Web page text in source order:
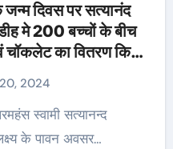
पर सत्यानंद
मे 200 बच्चों के बीच
2024
के पावन अवसर…